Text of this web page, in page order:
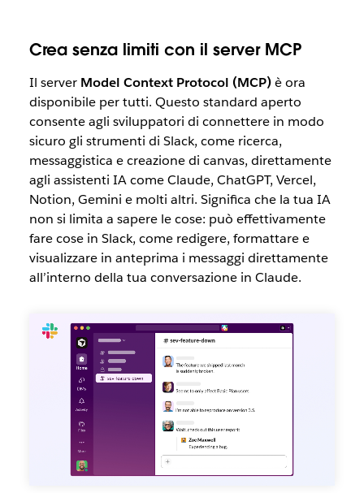
Crea senza limiti con il server MCP
Il server Model Context Protocol (MCP)è ora
disponibile per tutti. Questo standard aperto
consente agli sviluppatori di connettere in modo
sicuro gli strumenti di Slack, come ricerca,
messaggistica e creazione di canvas, direttamente
agli assistenti IA come Claude, ChatGPT, Vercel,
Notion, Gemini e molti altri. Significa che la tua IA
non si limita a sapere le cose: può effettivamente
fare cose in Slack, come redigere, formattare e
visualizzare in anteprima i messaggi direttamente
all’interno della tua conversazione in Claude.